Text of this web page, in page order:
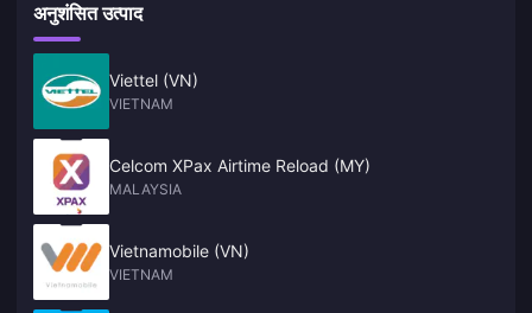
अनुशंसित उत्पाद
Viettel (VN)
VIETNAM
Celcom XPax Airtime Reload (MY)
MALAYSIA
Vietnamobile (VN)
VIETNAM